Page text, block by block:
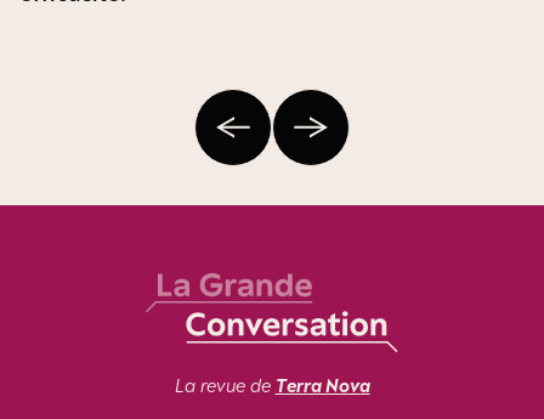
La revue de Terra Nova